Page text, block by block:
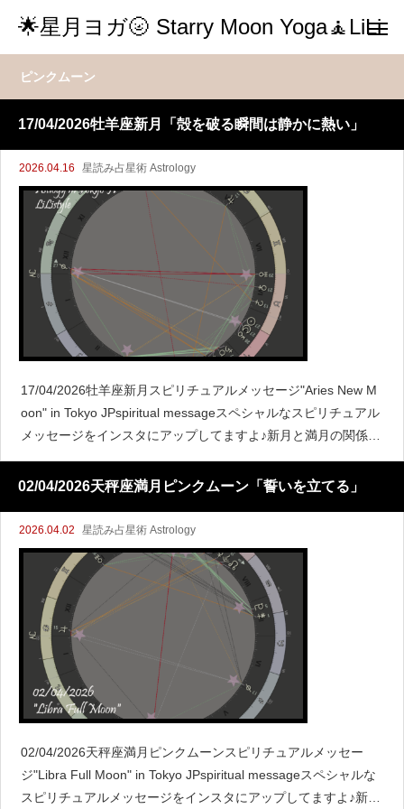
🌟星月ヨガ🌝 Starry Moon Yoga🧘LiLi
ピンクムーン
17/04/2026牡羊座新月「殻を破る瞬間は静かに熱い」
2026.04.16 星読み占星術 Astrology
17/04/2026牡羊座新月スピリチュアルメッセージ"Aries New M
oon" in Tokyo JPspiritual messageスペシャルなスピリチュアル
メッセージをインスタにアップしてますよ♪新月と満月の関係こ
こで新月
02/04/2026天秤座満月ピンクムーン「誓いを立てる」
2026.04.02 星読み占星術 Astrology
02/04/2026天秤座満月ピンクムーンスピリチュアルメッセー
ジ"Libra Full Moon" in Tokyo JPspiritual messageスペシャルな
スピリチュアルメッセージをインスタにアップしてますよ♪新月